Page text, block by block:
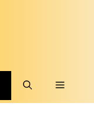
Menú